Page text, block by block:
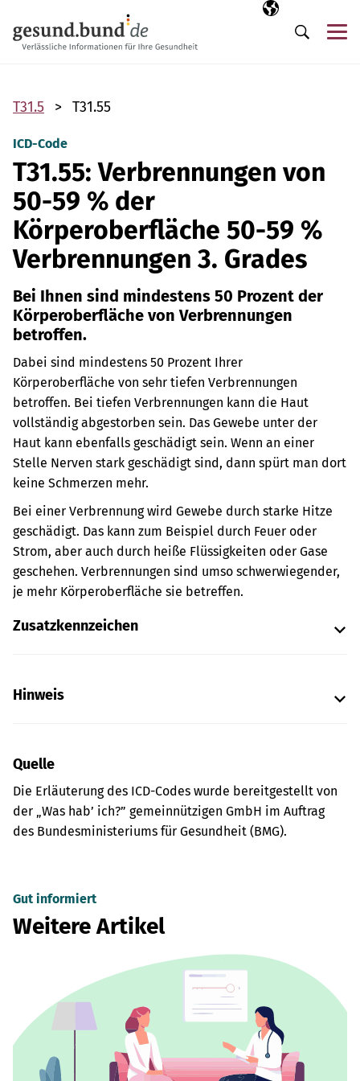
Ausgewählte
DE
Suche
T31.5 T31.55
ICD-Code
T31.55: Verbrennungen von
50-59 % der
Körperoberfläche 50-59 %
Verbrennungen 3. Grades
Bei Ihnen sind mindestens 50 Prozent der
Körperoberfläche von Verbrennungen
betroffen.
Dabei sind mindestens 50 Prozent Ihrer
Körperoberfläche von sehr tiefen Verbrennungen
betroffen. Bei tiefen Verbrennungen kann die Haut
vollständig abgestorben sein. Das Gewebe unter der
Haut kann ebenfalls geschädigt sein. Wenn an einer
Stelle Nerven stark geschädigt sind, dann spürt man dort
keine Schmerzen mehr.
Bei einer Verbrennung wird Gewebe durch starke Hitze
geschädigt. Das kann zum Beispiel durch Feuer oder
Strom, aber auch durch heiße Flüssigkeiten oder Gase
geschehen. Verbrennungen sind umso schwerwiegender,
je mehr Körperoberfläche sie betreffen.
Zusatzkennzeichen
Hinweis
Quelle
Die Erläuterung des ICD-Codes wurde bereitgestellt von
der „Was hab’ ich?” gemeinnützigen GmbH im Auftrag
des Bundesministeriums für Gesundheit (BMG).
Gut informiert
Weitere Artikel